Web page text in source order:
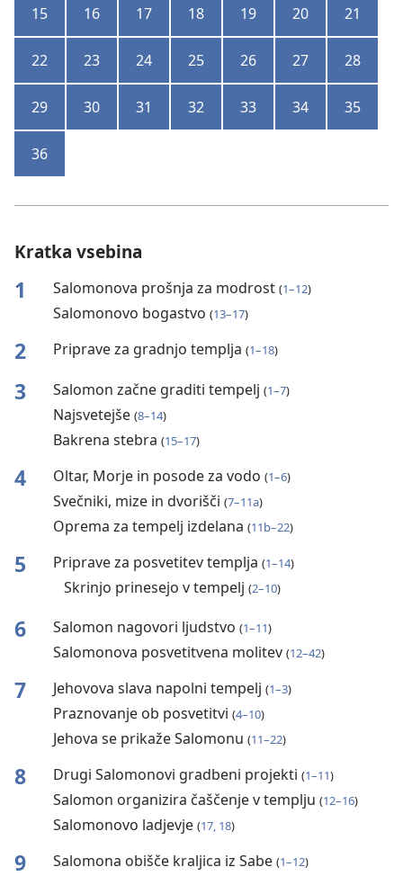
15 16 17 18 19 20 21
22 23 24 25 26 27 28
29 30 31 32 33 34 35
36
Kratka vsebina
1 Salomonova prošnja za modrost (1–12)
Salomonovo bogastvo (13–17)
2 Priprave za gradnjo templja (1–18)
3 Salomon začne graditi tempelj (1–7)
Najsvetejše (8–14)
Bakrena stebra (15–17)
4 Oltar, Morje in posode za vodo (1–6)
Svečniki, mize in dvorišči (7–11a)
Oprema za tempelj izdelana (11b–22)
5 Priprave za posvetitev templja (1–14)
Skrinjo prinesejo v tempelj (2–10)
6 Salomon nagovori ljudstvo (1–11)
Salomonova posvetitvena molitev (12–42)
7 Jehovova slava napolni tempelj (1–3)
Praznovanje ob posvetitvi (4–10)
Jehova se prikaže Salomonu (11–22)
8 Drugi Salomonovi gradbeni projekti (1–11)
Salomon organizira čaščenje v templju (12–16)
Salomonovo ladjevje (17, 18)
9 Salomona obišče kraljica iz Sabe (1–12)